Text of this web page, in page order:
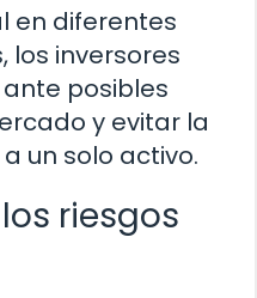
en diferentes
los inversores
posibles
y evitar la
un solo activo.
riesgos